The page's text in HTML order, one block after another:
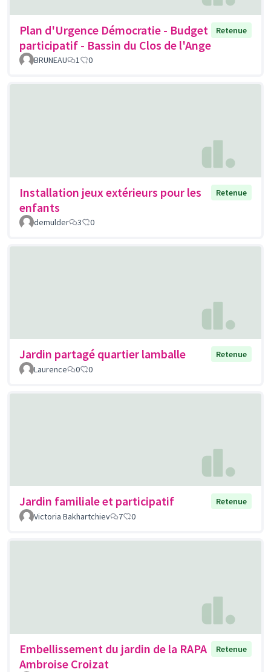
Plan d'Urgence Démocratie - Budget
participatif - Bassin du Clos de l'Ange
Retenue
BRUNEAU 1 0
Installation jeux extérieurs pour les
enfants
Retenue
demulder 3 0
Jardin partagé quartier lamballe
Retenue
Laurence
0 0
Jardin familiale et participatif
Retenue
Victoria Bakhartchiev
7 0
Embellissement du jardin de la RAPA
Ambroise Croizat
Retenue